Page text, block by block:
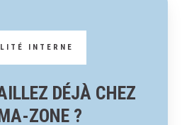
DÉJÀ CHEZ
ZONE ?